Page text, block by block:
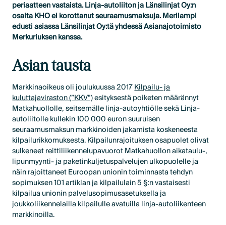
periaatteen vastaista. Linja-autoliiton ja Länsilinjat Oy:n
osalta KHO ei korottanut seuraamusmaksuja. Merilampi
edusti asiassa Länsilinjat Oy:tä yhdessä Asianajotoimisto
Merkuriuksen kanssa.
Asian tausta
Markkinaoikeus oli joulukuussa 2017Kilpailu- ja
kuluttajaviraston (”KKV”)esityksestä poiketen määrännyt
Matkahuollolle, seitsemälle linja-autoyhtiölle sekä Linja-
autoliitolle kullekin 100 000 euron suuruisen
seuraamusmaksun markkinoiden jakamista koskeneesta
kilpailurikkomuksesta. Kilpailunrajoituksen osapuolet olivat
sulkeneet reittiliikennelupavuorot Matkahuollon aikataulu-,
lipunmyynti- ja paketinkuljetuspalvelujen ulkopuolelle ja
näin rajoittaneet Euroopan unionin toiminnasta tehdyn
sopimuksen 101 artiklan ja kilpailulain 5 §:n vastaisesti
kilpailua unionin palvelusopimusasetuksella ja
joukkoliikennelailla kilpailulle avatuilla linja-autoliikenteen
markkinoilla.